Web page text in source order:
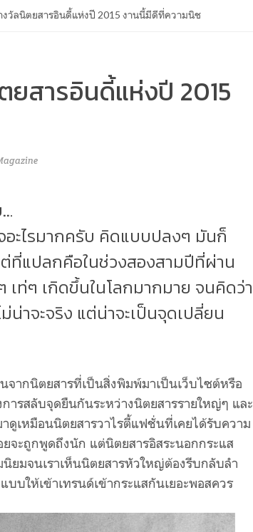
งวัลนิตยสารอินดี้แห่งปี 2015 งานนี้มีดีที่ความนิช
ยสารอินดี้แห่งปี 2015
.
ะไรมากครับ คิดแบบปลงๆ มันก็
ที่แปลกคือในช่วงสองสามปีที่ผ่าน
ท่ๆ เกิดขึ้นในโลกมากมาย จนคิดว่า
าจะจริง แต่น่าจะเป็นจุดเปลี่ยน
ากนิตยสารที่เป็นสิ่งพิมพ์มาเป็นเว็บไซต์หรือ
ารสลับจุดยืนกันระหว่างนิตยสารรายใหญ่ๆ และ
ดูเหมือนนิตยสารวาไรตี้แฟชั่นที่เคยได้รับความ
จะถูกพูดถึงนัก แต่นิตยสารอิสระนอกกระแส
ยมจนเราเห็นนิตยสารหัวใหญ่ต้องรีบกลับลำ
บให้เข้าเทรนด์เข้ากระแสกันเยอะพอสควร